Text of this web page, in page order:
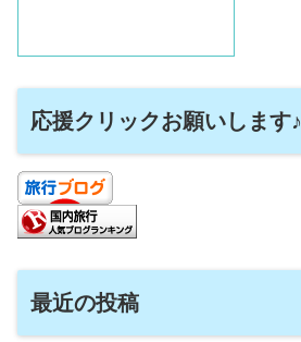
応援クリックお願いします♪
最近の投稿